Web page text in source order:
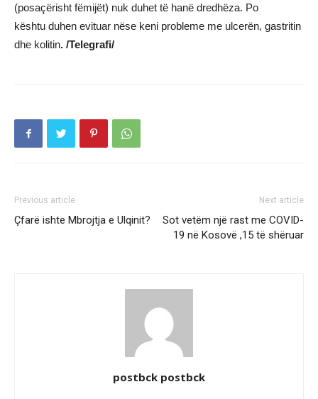
(posaçërisht fëmijët) nuk duhet të hanë dredhëza. Po
kështu duhen evituar nëse keni probleme me ulcerën, gastritin
dhe kolitin. /Telegrafi/
Previous article
Çfarë ishte Mbrojtja e Ulqinit?
Next article
Sot vetëm një rast me COVID-
19 në Kosovë ,15 të shëruar
postbck postbck